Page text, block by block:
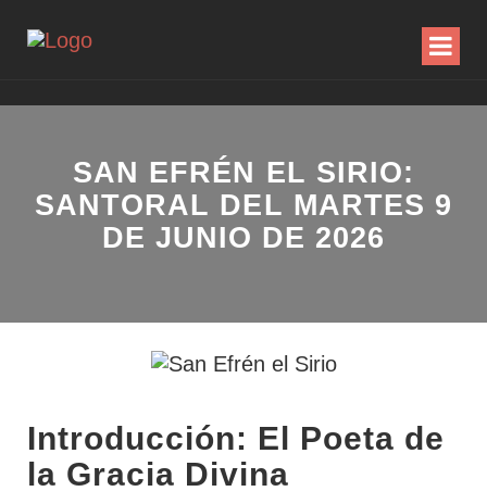
SAN EFRÉN EL SIRIO:
SANTORAL DEL MARTES 9
DE JUNIO DE 2026
Introducción: El Poeta de
la Gracia Divina